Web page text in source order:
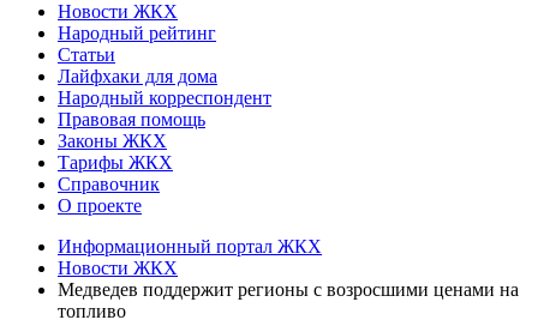
Новости ЖКХ
Народный рейтинг
Статьи
Лайфхаки для дома
Народный корреспондент
Правовая помощь
Законы ЖКХ
Тарифы ЖКХ
Справочник
О проекте
Информационный портал ЖКХ
Новости ЖКХ
Медведев поддержит регионы с возросшими ценами на
топливо